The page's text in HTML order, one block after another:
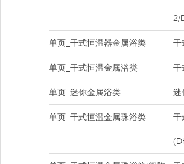
2/
单页_干式恒温器金属浴类 干
单页_干式恒温金属浴类 干
单页_迷你金属浴类 迷
单页_干式恒温金属珠浴类 干